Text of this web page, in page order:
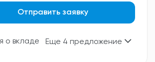
Отправить заявку
о вкладе Еще 4 предложение